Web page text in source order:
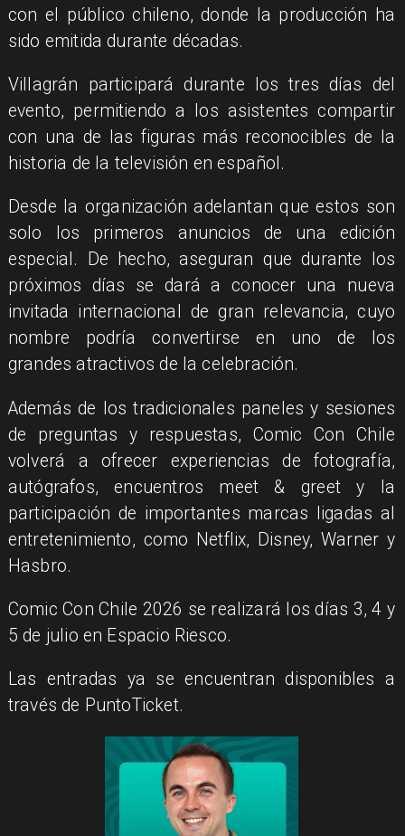
con el público chileno, donde la producción ha
sido emitida durante décadas.
Villagrán participará durante los tres días del
evento, permitiendo a los asistentes compartir
con una de las figuras más reconocibles de la
historia de la televisión en español.
Desde la organización adelantan que estos son
solo los primeros anuncios de una edición
especial. De hecho, aseguran que durante los
próximos días se dará a conocer una nueva
invitada internacional de gran relevancia, cuyo
nombre podría convertirse en uno de los
grandes atractivos de la celebración.
Además de los tradicionales paneles y sesiones
de preguntas y respuestas, Comic Con Chile
volverá a ofrecer experiencias de fotografía,
autógrafos, encuentros meet & greet y la
participación de importantes marcas ligadas al
entretenimiento, como Netflix, Disney, Warner y
Hasbro.
Comic Con Chile 2026 se realizará los días 3, 4 y
5 de julio en Espacio Riesco.
Las entradas ya se encuentran disponibles a
través de PuntoTicket.